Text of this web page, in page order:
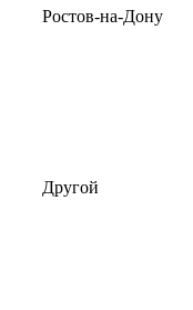
Ростов-на-Дону
Другой